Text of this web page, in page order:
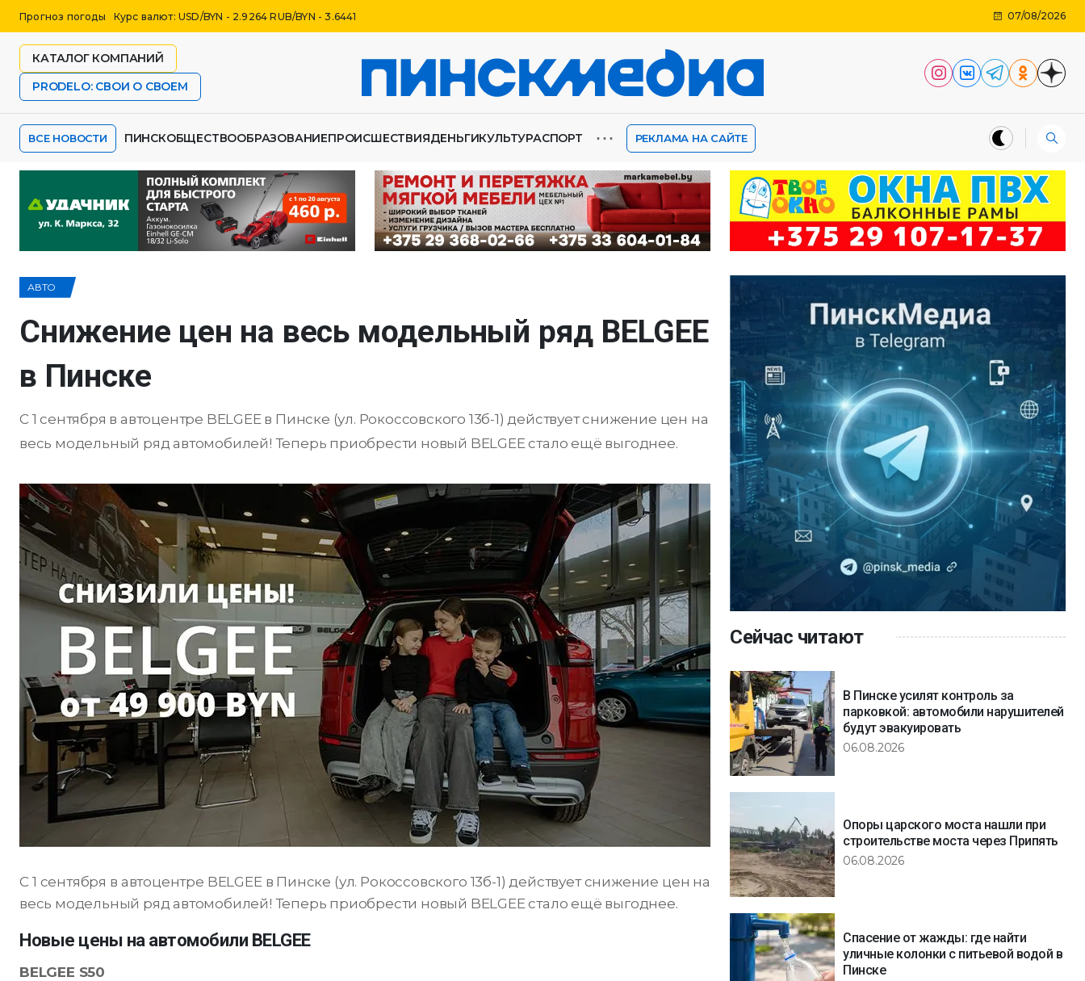
Прогноз погоды Курс валют: USD/BYN - 2.9264 RUB/BYN - 3.6441 07/08/2026
КАТАЛОГ КОМПАНИЙ
PRODELO: СВОИ О СВОЕМ
ВСЕ НОВОСТИ ПИНСКОБЩЕСТВООБРАЗОВАНИЕПРОИСШЕСТВИЯДЕНЬГИКУЛЬТУРАСПОРТ ⋯ РЕКЛАМА НА САЙТЕ
АВТО
Снижение цен на весь модельный ряд BELGEE
в Пинске
С 1 сентября в автоцентре BELGEE в Пинске (ул. Рокоссовского 13б-1) действует снижение цен на
весь модельный ряд автомобилей! Теперь приобрести новый BELGEE стало ещё выгоднее.
С 1 сентября в автоцентре BELGEE в Пинске (ул. Рокоссовского 13б-1) действует снижение цен на
весь модельный ряд автомобилей! Теперь приобрести новый BELGEE стало ещё выгоднее.
Новые цены на автомобили BELGEE
BELGEE S50
Сейчас читают
В Пинске усилят контроль за
парковкой: автомобили нарушителей
будут эвакуировать
06.08.2026
Опоры царского моста нашли при
строительстве моста через Припять
06.08.2026
Спасение от жажды: где найти
уличные колонки с питьевой водой в
Пинске